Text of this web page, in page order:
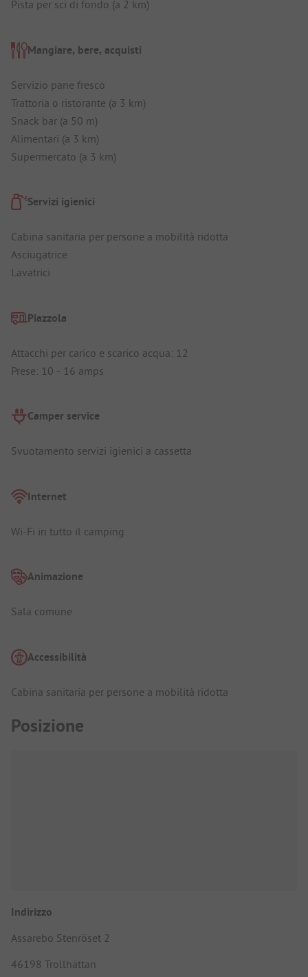
Pista per sci di fondo (a 2 km)
Mangiare, bere, acquisti
Servizio pane fresco
Trattoria o ristorante (a 3 km)
Snack bar (a 50 m)
Alimentari (a 3 km)
Supermercato (a 3 km)
Servizi igienici
Cabina sanitaria per persone a mobilità ridotta
Asciugatrice
Lavatrici
Piazzola
Attacchi per carico e scarico acqua: 12
Prese: 10 - 16 amps
Camper service
Svuotamento servizi igienici a cassetta
Internet
Wi-Fi in tutto il camping
Animazione
Sala comune
Accessibilità
Cabina sanitaria per persone a mobilità ridotta
Posizione
Indirizzo
Assarebo Stenröset 2
46198 Trollhättan